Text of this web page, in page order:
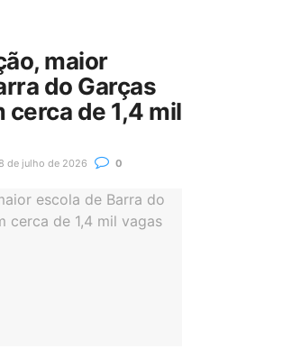
maior
do Garças
cerca de 1,4 mil
8 de julho de 2026 0